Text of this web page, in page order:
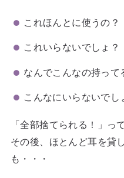
これほんとに使うの？
これいらないでしょ？
なんでこんなの持って
こんなにいらないでし
「全部捨てられる！」っ
その後、ほとんど耳を貸
も・・・